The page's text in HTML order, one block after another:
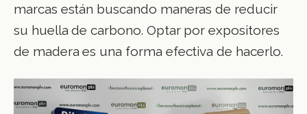
marcas están buscando maneras de reducir
su huella de carbono. Optar por expositores
de madera es una forma efectiva de hacerlo.